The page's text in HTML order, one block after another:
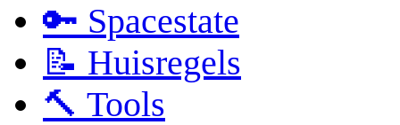
🔑 Spacestate
📝 Huisregels
🔨 Tools